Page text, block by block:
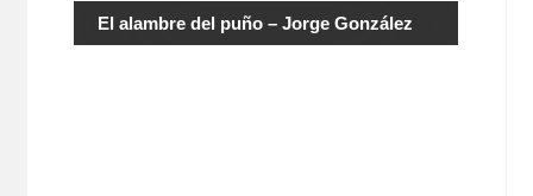
El alambre del puño – Jorge González